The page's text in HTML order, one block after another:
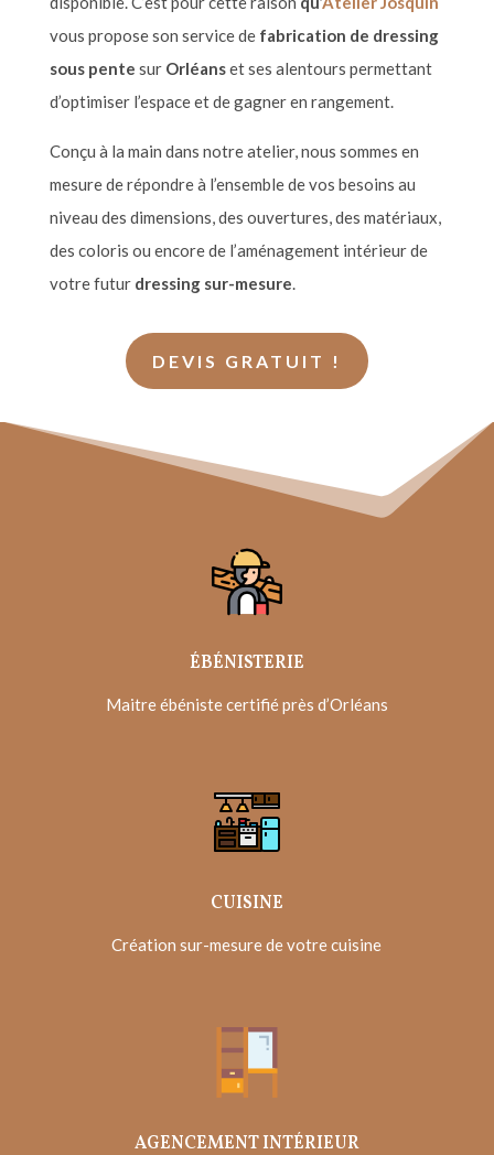
vous propose son service de fabrication de dressing
sous pente sur Orléanset ses alentours permettant
d’optimiser l’espace et de gagner en rangement.
Conçu à la main dans notre atelier, nous sommes en
mesure de répondreà l’ensemble de vos besoins au
niveau des dimensions, des ouvertures, des matériaux,
des coloris ou encore de l’aménagement intérieur de
votre futur dressing sur-mesure.
DEVIS GRATUIT !
ÉBÉNISTERIE
Maitre ébéniste certifié près d’Orléans
CUISINE
Création sur-mesure de votre cuisine
AGENCEMENT INTÉRIEUR